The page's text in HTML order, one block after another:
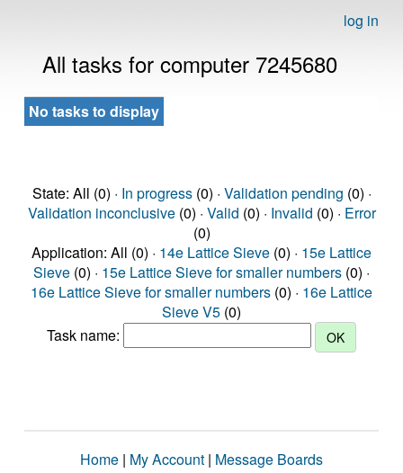
log in
All tasks for computer 7245680
No tasks to display
State: All (0) · In progress(0) · Validation pending (0) ·
Validation inconclusive(0) · Valid (0) · Invalid (0) · Error
(0)
Application: All (0) · 14e Lattice Sieve (0) · 15e Lattice
Sieve (0) · 15e Lattice Sieve for smaller numbers (0) ·
16e Lattice Sieve for smaller numbers (0) · 16e Lattice
Sieve V5 (0)
Task name:
Home | My Account | Message Boards